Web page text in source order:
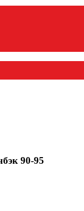
90-95